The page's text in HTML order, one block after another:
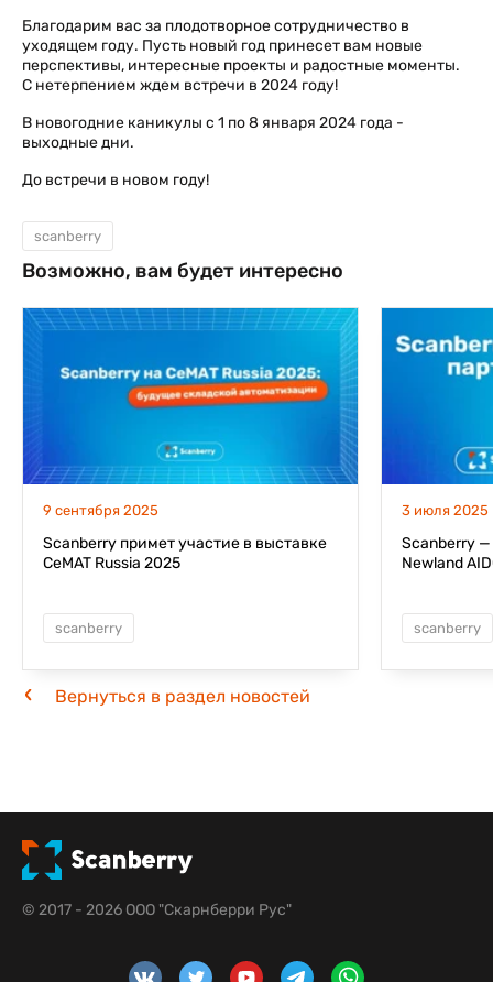
Благодарим вас за плодотворное сотрудничество в
уходящем году. Пусть новый год принесет вам новые
перспективы, интересные проекты и радостные моменты.
С нетерпением ждем встречи в 2024 году!
В новогодние каникулы с 1 по 8 января 2024 года -
выходные дни.
До встречи в новом году!
scanberry
Возможно, вам будет интересно
9 сентября 2025
Scanberry примет участие в выставке
CeMAT Russia 2025
scanberry
3 июля 2025
Scanberry
Newland
scanberry
Вернуться в раздел новостей
© 2017 - 2026 ООО "Скарнберри Рус"